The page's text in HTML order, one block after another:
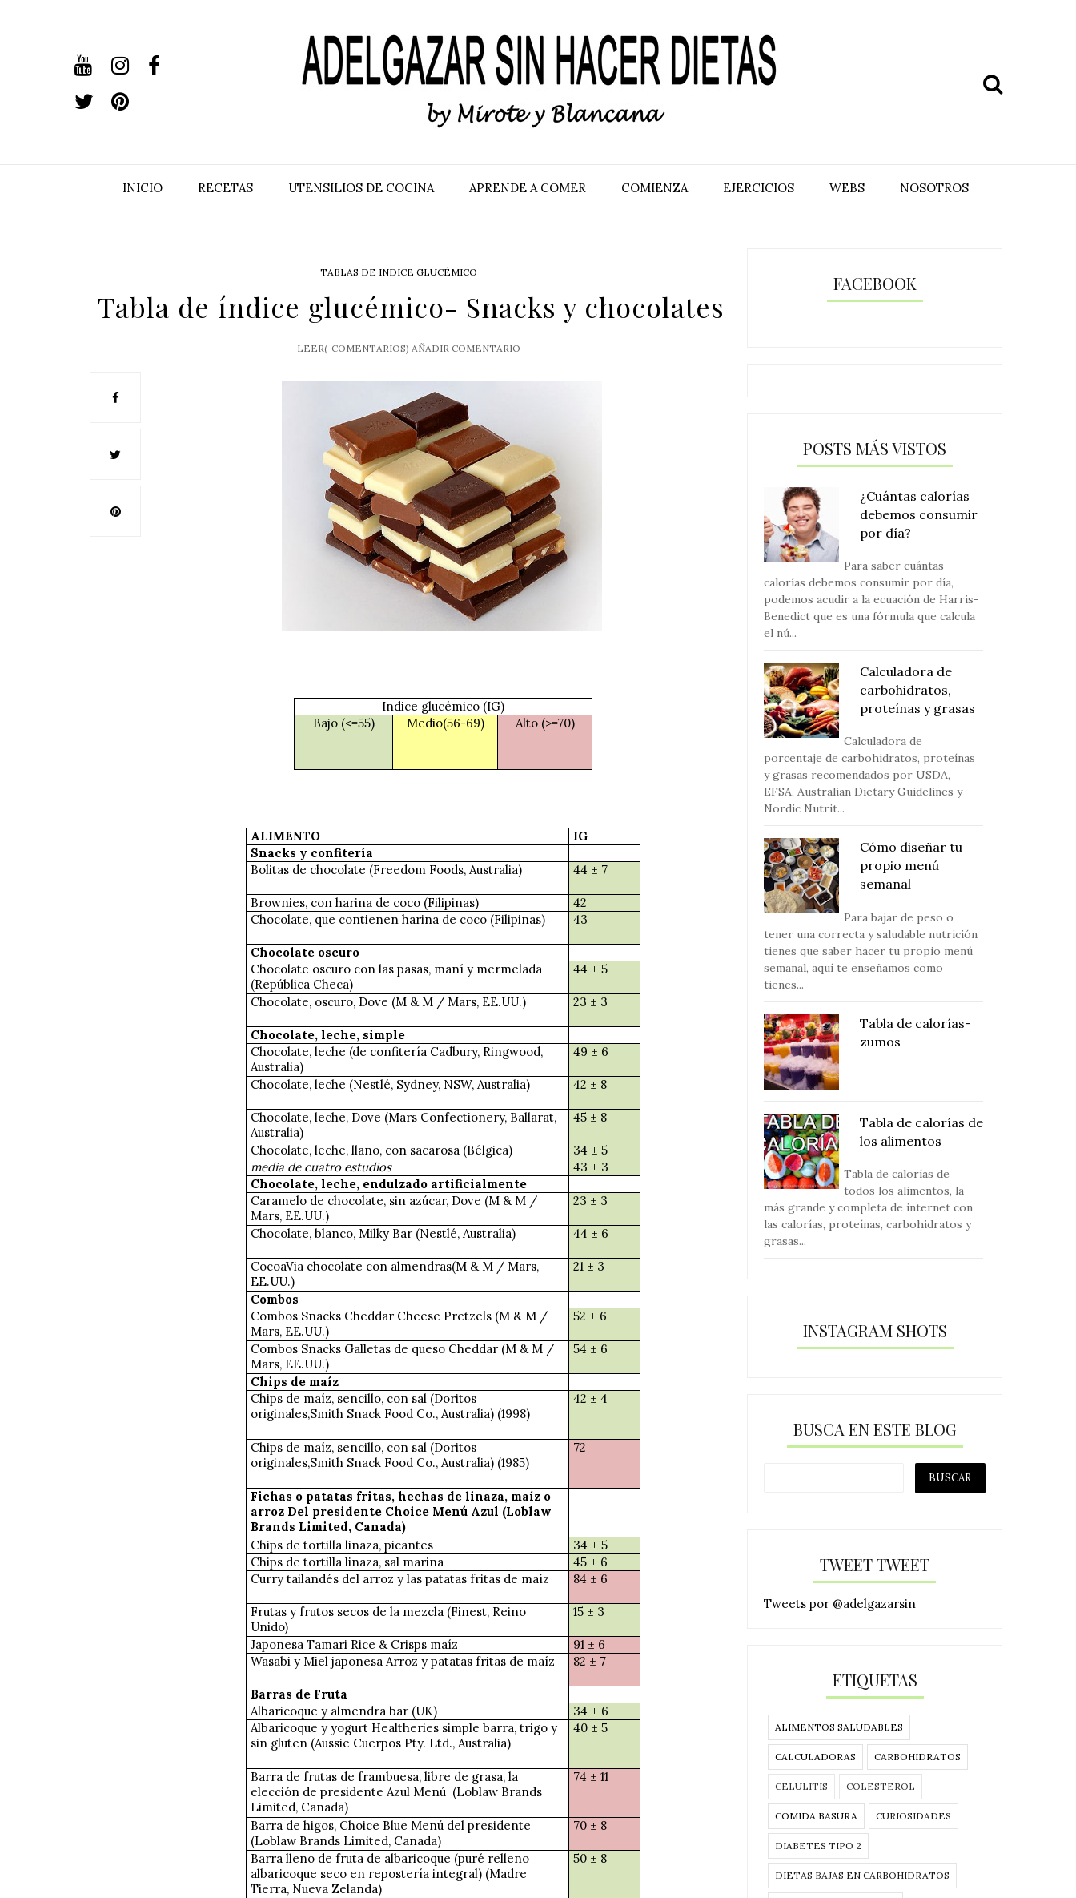
INICIO RECETAS UTENSILIOS DE COCINA APRENDE A COMER COMIENZA EJERCICIOS WEBS NOSOTROS
TABLAS DE INDICE GLUCÉMICO
Tabla de índice glucémico- Snacks y chocolates
LEER( COMENTARIOS) AÑADIR COMENTARIO
Indice glucémico (IG)
Bajo (<=55)
Medio(56-69) Alto (>=70)
ALIMENTO
IG
Snacks y confitería
Bolitas de chocolate (Freedom Foods, Australia)
44 ± 7
Brownies, con harina de coco (Filipinas)
42
Chocolate, que contienen harina de coco (Filipinas)
43
Chocolate oscuro
Chocolate oscuro con las pasas, maní y mermelada
(República Checa)
44 ± 5
Chocolate, oscuro, Dove (M & M / Mars, EE.UU.) 23 ± 3
Chocolate, leche, simple
Chocolate, leche (de confitería Cadbury, Ringwood,
Australia)
49 ± 6
Chocolate, leche (Nestlé, Sydney, NSW, Australia) 42 ± 8
Chocolate, leche, Dove (Mars Confectionery, Ballarat,
Australia)
45 ± 8
Chocolate, leche, llano, con sacarosa (Bélgica)
34 ± 5
media de cuatro estudios
43 ± 3
Chocolate, leche, endulzado artificialmente
Caramelo de chocolate, sin azúcar, Dove (M & M /
Mars, EE.UU.)
23 ± 3
Chocolate, blanco, Milky Bar (Nestlé, Australia) 44 ± 6
CocoaVia chocolate con almendras(M & M / Mars,
EE.UU.)
21 ± 3
Combos
Combos Snacks Cheddar Cheese Pretzels (M & M /
Mars, EE.UU.)
52 ± 6
Combos Snacks Galletas de queso Cheddar (M & M /
Mars, EE.UU.)
54 ± 6
Chips de maíz
Chips de maíz, sencillo, con sal (Doritos
originales,Smith Snack Food Co., Australia) (1998)
42 ± 4
Chips de maíz, sencillo, con sal (Doritos
originales,Smith Snack Food Co., Australia) (1985)
72
Fichas o patatas fritas, hechas de linaza, maíz o
arroz Del presidente Choice Menú Azul (Loblaw
Brands Limited, Canada)
Chips de tortilla linaza, picantes
34 ± 5
Chips de tortilla linaza, sal marina
45 ± 6
Curry tailandés del arroz y las patatas fritas de maíz
84 ± 6
Frutas y frutos secos de la mezcla (Finest, Reino
Unido)
15 ± 3
Japonesa Tamari Rice & Crisps maíz
91 ± 6
Wasabi y Miel japonesa Arroz y patatas fritas de maíz
82 ± 7
Barras de Fruta
Albaricoque y almendra bar (UK)
34 ± 6
Albaricoque y yogurt Healtheries simple barra, trigo y
sin gluten (Aussie Cuerpos Pty. Ltd., Australia)
40 ± 5
Barra de frutas de frambuesa, libre de grasa, la
elección de presidente Azul Menú (Loblaw Brands
Limited, Canada)
74 ± 11
Barra de higos, Choice Blue Menú del presidente
(Loblaw Brands Limited, Canada)
70 ± 8
Barra lleno de fruta de albaricoque (puré relleno
albaricoque seco en repostería integral) (Madre
Tierra, Nueva Zelanda)
50 ± 8
FACEBOOK
POSTS MÁS VISTOS
¿Cuántas calorías
debemos consumir
por día?
Para saber cuántas
calorías debemos consumir por día,
podemos acudir a la ecuación de Harris-
Benedict que es una fórmula que calcula
el nú...
Calculadora de
carbohidratos,
proteínas y grasas
Calculadora de
porcentaje de carbohidratos, proteínas
y grasas recomendados por USDA,
EFSA, Australian Dietary Guidelines y
Nordic Nutrit...
Cómo diseñar tu
propio menú
semanal
Para bajar de peso o
tener una correcta y saludable nutrición
tienes que saber hacer tu propio menú
semanal, aquí te enseñamos como
tienes...
Tabla de calorías-
zumos
Tabla de calorías de
los alimentos
Tabla de calorías de
todos los alimentos, la
más grande y completa de internet con
las calorías, proteínas, carbohidratos y
grasas...
INSTAGRAM SHOTS
BUSCA EN ESTE BLOG
TWEET TWEET
Tweets por @adelgazarsin
ETIQUETAS
ALIMENTOS SALUDABLES
CALCULADORAS CARBOHIDRATOS
CELULITIS COLESTEROL
COMIDA BASURA CURIOSIDADES
DIABETES TIPO 2
DIETAS BAJAS EN CARBOHIDRATOS